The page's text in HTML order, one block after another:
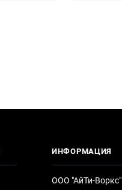
ИНФОРМАЦИЯ
ООО "АйТи-Воркс"